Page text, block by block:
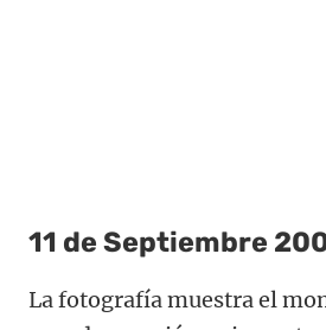
11 de Septiembre
La fotografía muestra el